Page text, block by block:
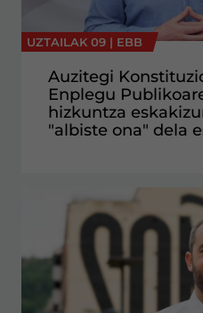
UZTAILAK 09 | EBB
Auzitegi
Enplegu
hizkuntza
"albiste ona" dela